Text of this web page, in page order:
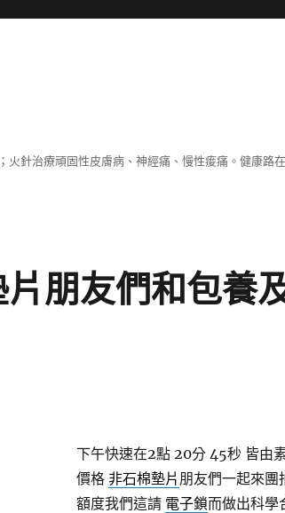
針治療頑固性皮膚病、神經痛、慢性痠痛。健康路
朋友們和包養
下午快速在2點 20分 45秒 皆由
價格 非石棉墊片 朋友們一起來團
額度我們這請 電子鎖而做出科學